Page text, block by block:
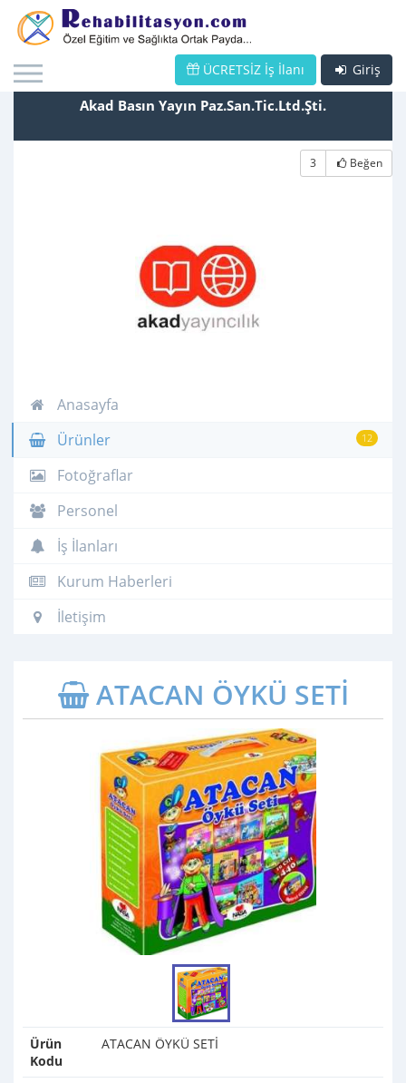
Giriş
ÜCRETSİZ İş İlanı
Akad Basın Yayın Paz.San.Tic.Ltd.Şti.
3 Beğen
Anasayfa
12
Ürünler
Fotoğraflar
Personel
İş İlanları
Kurum Haberleri
İletişim
ATACAN ÖYKÜ SETİ
Ürün
Kodu
ATACAN ÖYKÜ SETİ